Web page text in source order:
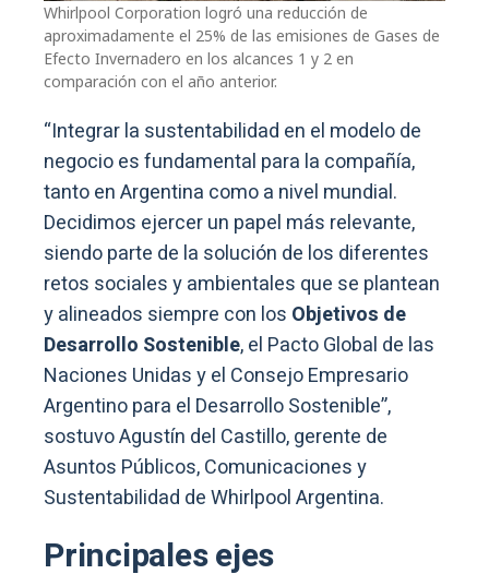
Whirlpool Corporation logró una reducción de
aproximadamente el 25% de las emisiones de Gases de
Efecto Invernadero en los alcances 1 y 2 en
comparación con el año anterior.
“Integrar la sustentabilidad en el modelo de
negocio es fundamental para la compañía,
tanto en Argentina como a nivel mundial.
Decidimos ejercer un papel más relevante,
siendo parte de la solución de los diferentes
retos sociales y ambientales que se plantean
y alineados siempre con los Objetivos de
Desarrollo Sostenible, el Pacto Global de las
Naciones Unidas y el Consejo Empresario
Argentino para el Desarrollo Sostenible”,
sostuvo Agustín del Castillo, gerente de
Asuntos Públicos, Comunicaciones y
Sustentabilidad de Whirlpool Argentina.
Principales ejes